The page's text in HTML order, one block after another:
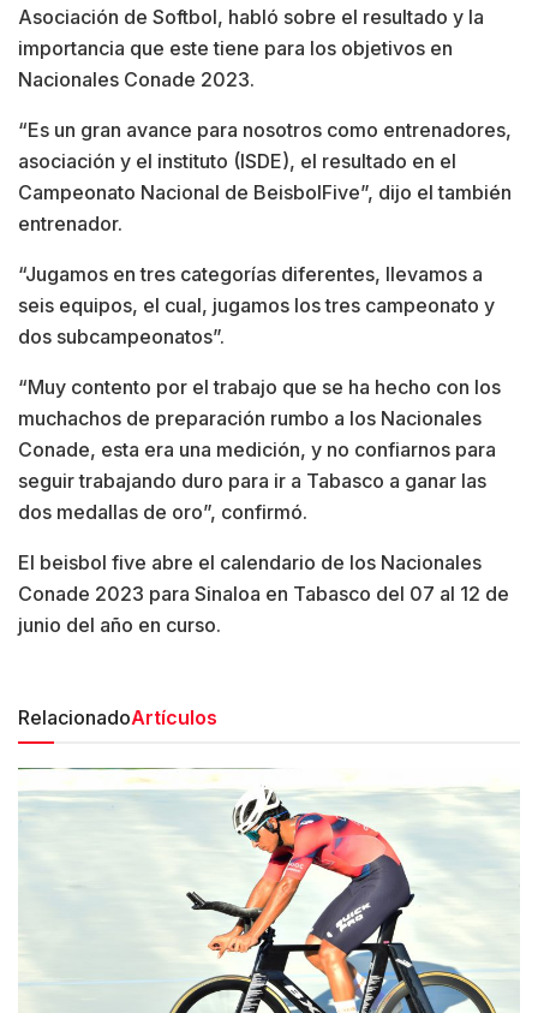
Asociación de Softbol, habló sobre el resultado y la
importancia que este tiene para los objetivos en
Nacionales Conade 2023.
“Es un gran avance para nosotros como entrenadores,
asociación y el instituto (ISDE), el resultado en el
Campeonato Nacional de BeisbolFive”, dijo el también
entrenador.
“Jugamos en tres categorías diferentes, llevamos a
seis equipos, el cual, jugamos los tres campeonato y
dos subcampeonatos”.
“Muy contento por el trabajo que se ha hecho con los
muchachos de preparación rumbo a los Nacionales
Conade, esta era una medición, y no confiarnos para
seguir trabajando duro para ir a Tabasco a ganar las
dos medallas de oro”, confirmó.
El beisbol five abre el calendario de los Nacionales
Conade 2023 para Sinaloa en Tabasco del 07 al 12 de
junio del año en curso.
RelacionadoArtículos